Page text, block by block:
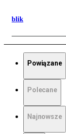
blik
Powiązane
Polecane
Najnowsze